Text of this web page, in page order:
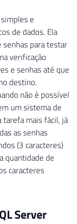
e
de dados. Ela
para testar
verificação
e senhas até que
destino.
não é possível
um sistema de
mais fácil, já
as senhas
(3 caracteres)
quantidade de
caracteres
Server